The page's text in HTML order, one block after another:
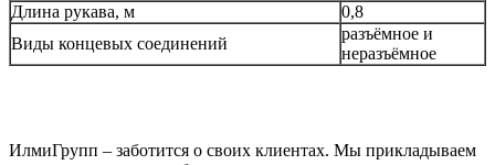
Длина рукава, м
0,8
Виды концевых соединений
разъёмное и
неразъёмное
ИлмиГрупп – заботится о своих клиентах. Мы прикладываем